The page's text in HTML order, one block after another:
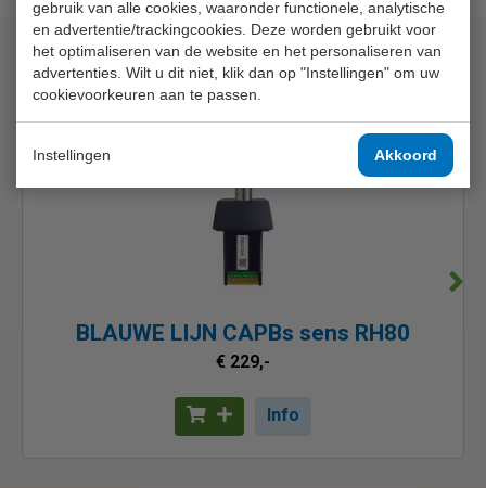
gebruik van alle cookies, waaronder functionele, analytische
en advertentie/trackingcookies. Deze worden gebruikt voor
het optimaliseren van de website en het personaliseren van
advertenties. Wilt u dit niet, klik dan op "Instellingen" om uw
cookievoorkeuren aan te passen.
Instellingen Akkoord
Andere mogelijkheden
BLAUWE LIJN CAPBs sens RH80
€ 229,-
Info